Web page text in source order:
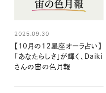
2025.09.30
【10月の12星座オーラ占い】
「あなたらしさ」が輝く、Daiki
さんの宙の色月報